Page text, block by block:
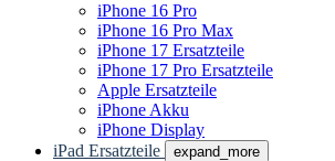
iPhone 16 Pro
iPhone 16 Pro Max
iPhone 17 Ersatzteile
iPhone 17 Pro Ersatzteile
Apple Ersatzteile
iPhone Akku
iPhone Display
iPad Ersatzteile
expand_more